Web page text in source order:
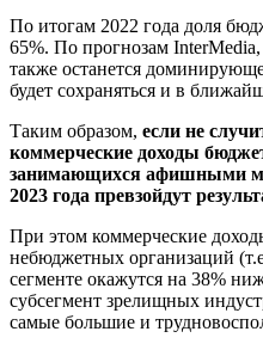
По итогам 2022 года доля
65%. По прогнозам
также останется
будет сохраняться и в
Таким образом, если не
коммерческие доходы
занимающихся афишными
2023 года превзойдут
При этом коммерческие
небюджетных организаций
сегменте окажутся на 38%
субсегмент зрелищных
самые большие и